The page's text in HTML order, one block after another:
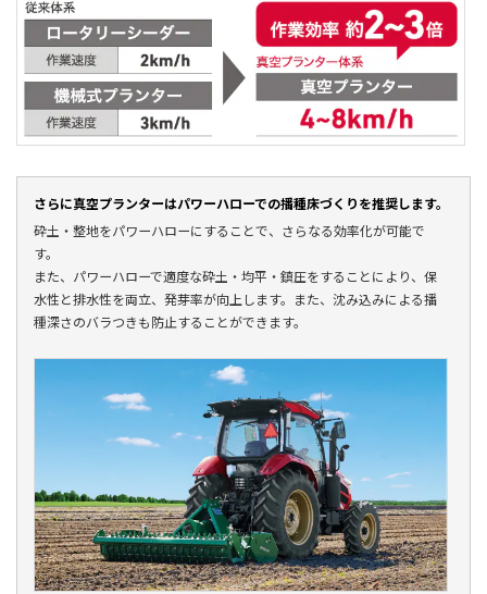
さらに真空プランターはパワーハローでの播種床づくりを推奨します。
砕土・整地をパワーハローにすることで、さらなる効率化が可能で
す。
また、パワーハローで適度な砕土・均平・鎮圧をすることにより、保
水性と排水性を両立、発芽率が向上します。また、沈み込みによる播
種深さのバラつきも防止することができます。